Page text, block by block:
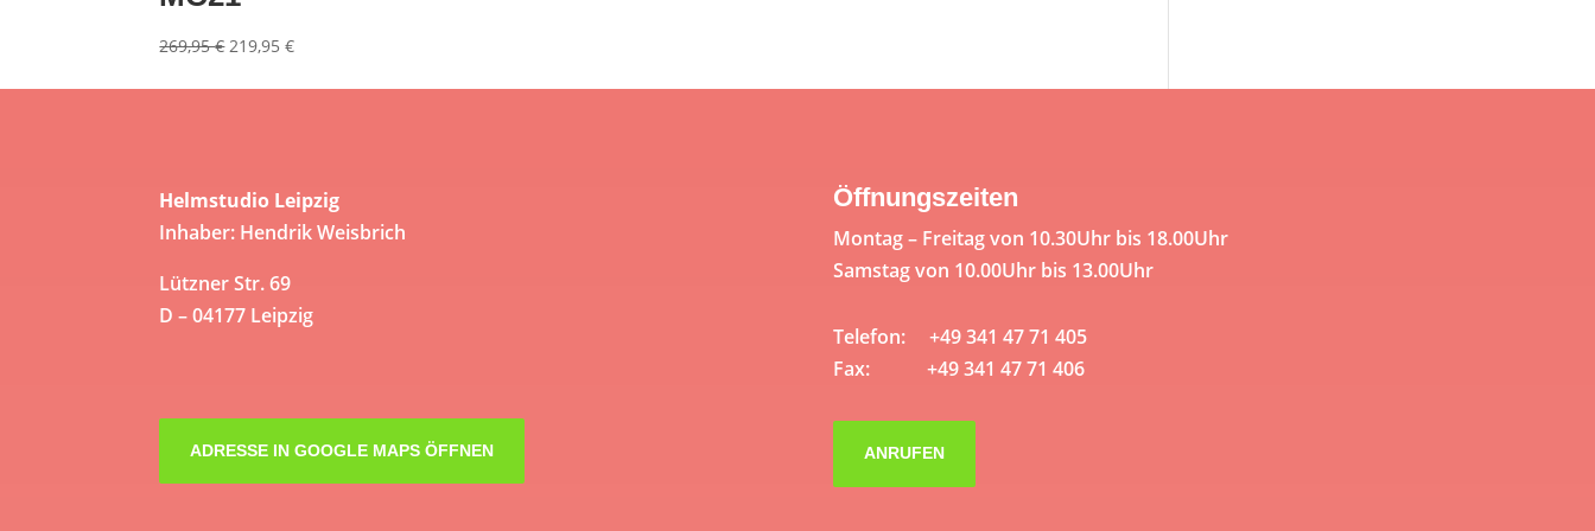
269,95€ Ursprünglicher
war:
219,95€Aktueller
ist:
Helmstudio Leipzig
Inhaber: Hendrik Weisbrich
Lützner Str. 69
D – 04177 Leipzig
ADRESSE IN GOOGLE MAPS ÖFFNEN
Öffnungszeiten
Montag – Freitag von 10.30Uhr bis 18.00Uhr
Samstag von 10.00Uhr bis 13.00Uhr
Telefon: +49 341 47 71 405
Fax: +49 341 47 71 406
ANRUFEN